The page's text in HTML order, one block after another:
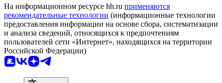
На информационном ресурсе hh.ru применяются
рекомендательные технологии (информационные технологии
предоставления информации на основе сбора, систематизации
и анализа сведений, относящихся к предпочтениям
пользователей сети «Интернет», находящихся на территории
Российской Федерации)